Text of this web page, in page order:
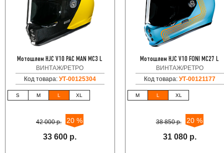
Мотошлем HJC V10 PAC MAN MC3 L
ВИНТАЖ/РЕТРО
Код товара: УТ-00125304
S M L XL
42 000 р. 20 %
33 600 р.
Мотошлем HJC V10 FONI MC27 L
ВИНТАЖ/РЕТРО
Код товара: УТ-00121177
M L XL
38 850 р. 20 %
31 080 р.